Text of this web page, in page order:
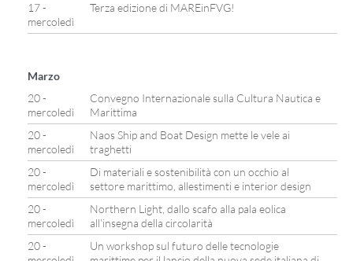
17 -
mercoledì
Terza edizione di MAREinFVG!
Marzo
20 -
mercoledì
Convegno Internazionale sulla Cultura Nautica e
Marittima
20 -
mercoledì
Naos Ship and Boat Design mette le vele ai
traghetti
20 -
mercoledì
Di materiali e sostenibilità con un occhio al
settore marittimo, allestimenti e interior design
20 -
mercoledì
Northern Light, dallo scafo alla pala eolica
all’insegna della circolarità
20 -
Un workshop sul futuro delle tecnologie